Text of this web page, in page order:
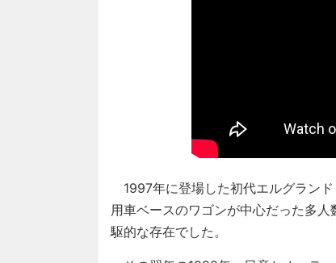
1997年に登場した初代エルグラン
用車ベースのワゴンが中心だった多
駆的な存在でした。